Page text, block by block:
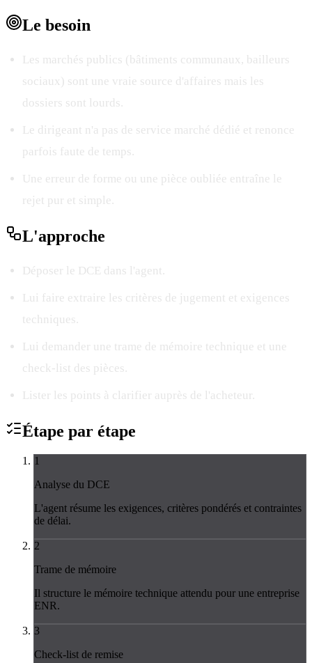
Le besoin
Les marchés publics (bâtiments communaux, bailleurs
sociaux) sont une vraie source d'affaires mais les
dossiers sont lourds.
Le dirigeant n'a pas de service marché dédié et renonce
parfois faute de temps.
Une erreur de forme ou une pièce oubliée entraîne le
rejet pur et simple.
L'approche
Déposer le DCE dans l'agent.
Lui faire extraire les critères de jugement et exigences
techniques.
Lui demander une trame de mémoire technique et une
check-list des pièces.
Lister les points à clarifier auprès de l'acheteur.
Étape par étape
1
Analyse du DCE
L'agent résume les exigences, critères pondérés et contraintes
de délai.
2
Trame de mémoire
Il structure le mémoire technique attendu pour une entreprise
ENR.
3
Check-list de remise